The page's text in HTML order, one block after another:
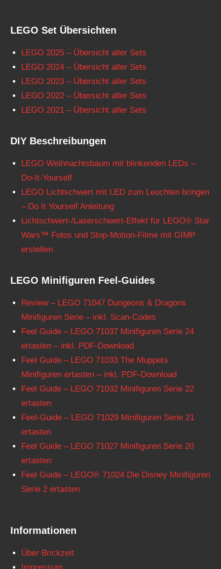
LEGO Set Übersichten
LEGO 2025 – Übersicht aller Sets
LEGO 2024 – Übersicht aller Sets
LEGO 2023 – Übersicht aller Sets
LEGO 2022 – Übersicht aller Sets
LEGO 2021 – Übersicht aller Sets
DIY Beschreibungen
LEGO Weihnachtsbaum mit blinkenden LEDs –
Do-It-Yourself
LEGO Lichtschwert mit LED zum Leuchten bringen
– Do It Yourself Anleitung
Lichtschwert-/Laserschwert-Effekt für LEGO® Star
Wars™ Fotos und Stop-Motion-Filme mit GIMP
erstellen
LEGO Minifiguren Feel-Guides
Review – LEGO 71047 Dungeons & Dragons
Minifiguren Serie – inkl. Scan-Codes
Feel Guide – LEGO 71037 Minifiguren Serie 24
ertasten – inkl. PDF-Download
Feel Guide – LEGO 71033 The Muppets
Minifiguren ertasten – inkl. PDF-Download
Feel Guide – LEGO 71032 Minifiguren Serie 22
ertasten
Feel-Guide – LEGO 71029 Minifiguren Serie 21
ertasten
Feel Guide – LEGO 71027 Minifiguren Serie 20
ertasten
Feel Guide – LEGO® 71024 Die Disney Minifiguren
Serie 2 ertasten
Informationen
Über Brickzeit